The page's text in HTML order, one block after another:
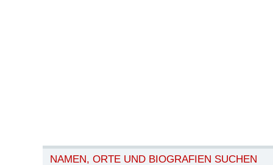
NAMEN, ORTE UND BIOGRAFIEN SUCHEN